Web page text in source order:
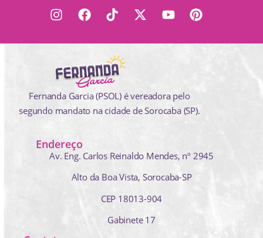
Fernanda Garcia (PSOL) é vereadora pelo
segundo mandato na cidade de Sorocaba (SP).
Endereço
Av. Eng. Carlos Reinaldo Mendes, nº 2945
Alto da Boa Vista, Sorocaba-SP
CEP 18013-904
Gabinete 17